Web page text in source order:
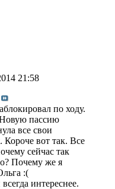
21:58
по ходу.
пассию
все свои
Короче вот так. Все
сейчас так
Почему же я
:(
интереснее.